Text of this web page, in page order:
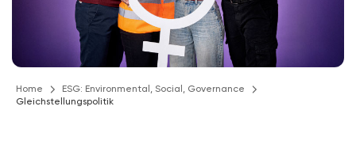
Home
ESG: Environmental, Social, Governance
Gleichstellungspolitik